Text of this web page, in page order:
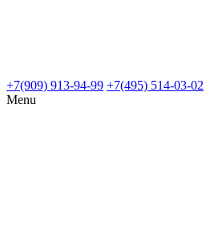
+7(909) 913-94-99 +7(495) 514-03-02
Menu